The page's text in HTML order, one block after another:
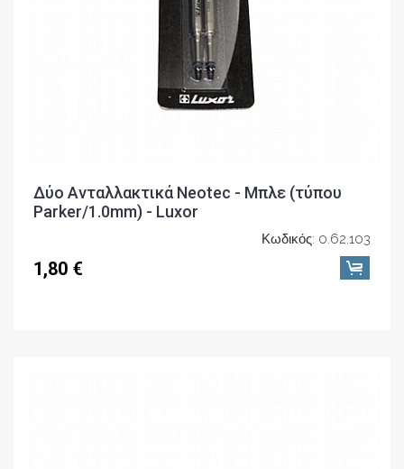
Δύο Ανταλλακτικά Neotec - Μπλε (τύπου
Parker/1.0mm) - Luxor
Κωδικός: 0.62.103
1,80 €